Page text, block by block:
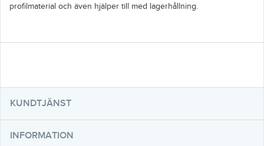
profilmaterial och även hjälper till med lagerhållning.
KUNDTJÄNST
INFORMATION